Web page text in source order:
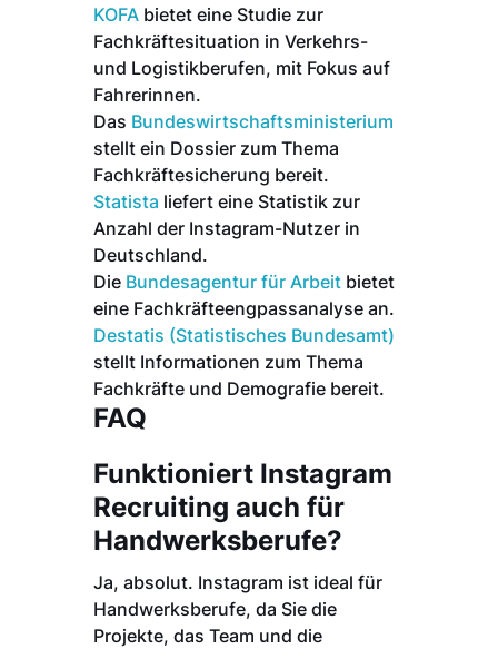
KOFA bietet eine Studie zur
Fachkräftesituation in Verkehrs-
und Logistikberufen, mit Fokus auf
Fahrerinnen.
Das Bundeswirtschaftsministerium
stellt ein Dossier zum Thema
Fachkräftesicherung bereit.
Statista liefert eine Statistik zur
Anzahl der Instagram-Nutzer in
Deutschland.
Die Bundesagentur für Arbeit bietet
eine Fachkräfteengpassanalyse an.
Destatis (Statistisches Bundesamt)
stellt Informationen zum Thema
Fachkräfte und Demografie bereit.
FAQ
Funktioniert Instagram
Recruiting auch für
Handwerksberufe?
Ja, absolut. Instagram ist ideal für
Handwerksberufe, da Sie die
Projekte, das Team und die